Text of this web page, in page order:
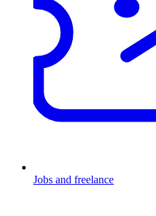
Jobs and freelance